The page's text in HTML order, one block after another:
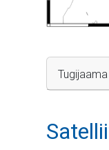
alammenüü